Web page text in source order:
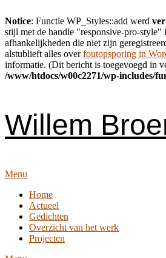
Notice: Functie WP_Styles::add werd
stijl met de handle "responsive-pro-style"
afhankelijkheden die niet zijn
alstublieft alles overfoutopsporing in
informatie. (Dit bericht is toegevoegd in
/www/htdocs/w00c2271/wp-includes/
Willem
Menu
Home
Actueel
Gedichten
Overzicht van het werk
Projecten